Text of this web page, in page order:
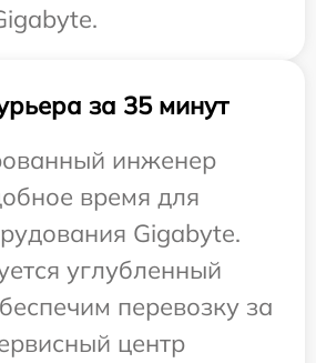
за 35 минут
инженер
время для
Gigabyte.
углубленный
перевозку за
центр